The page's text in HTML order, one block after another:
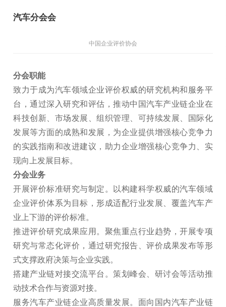
汽车分会会
中国企业评价协会
分会职能
致力于成为汽车领域企业评价权威的研究机构和服务平
台，通过深入研究和评估，推动中国汽车产业链企业在
科技创新、市场发展、组织管理、可持续发展、国际化
发展等方面的成熟和发展，为企业提供增强核心竞争力
的实践指南和改进建议，助力企业增强核心竞争力、实
现向上发展目标。
分会业务
开展评价标准研究与制定。以构建科学权威的汽车领域
企业评价体系为目标，形成适配行业发展、覆盖汽车产
业上下游的评价标准。
推进评价研究成果应用。聚焦重点行业趋势，开展专项
研究与常态化评价，通过研究报告、评价成果发布等形
式支撑政府决策与企业实践。
搭建产业链对接交流平台。策划峰会、研讨会等活动推
动技术合作与资源对接。
服务汽车产业链企业高质量发展。面向国内汽车产业链